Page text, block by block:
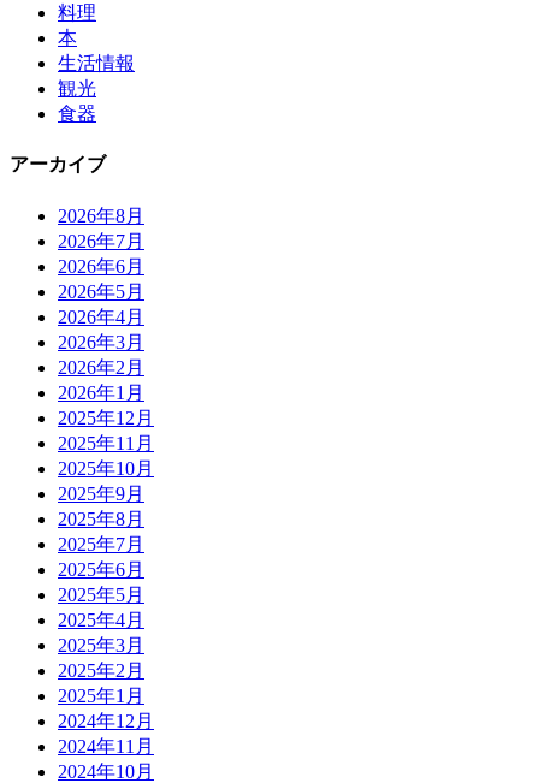
料理
本
生活情報
観光
食器
アーカイブ
2026年8月
2026年7月
2026年6月
2026年5月
2026年4月
2026年3月
2026年2月
2026年1月
2025年12月
2025年11月
2025年10月
2025年9月
2025年8月
2025年7月
2025年6月
2025年5月
2025年4月
2025年3月
2025年2月
2025年1月
2024年12月
2024年11月
2024年10月